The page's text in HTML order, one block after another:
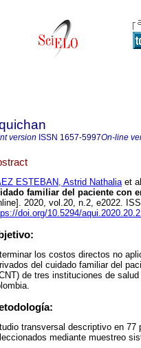
version ISSN 1657-5997On-line
ESTEBAN, Astrid Nathaliaet
familiar del paciente con
2020, vol.20, n.2, e2022.
doi.org/10.5294/
los costos directos no
del cuidado familiar del
de tres instituciones de
transversal descriptivo en
mediante muestreo